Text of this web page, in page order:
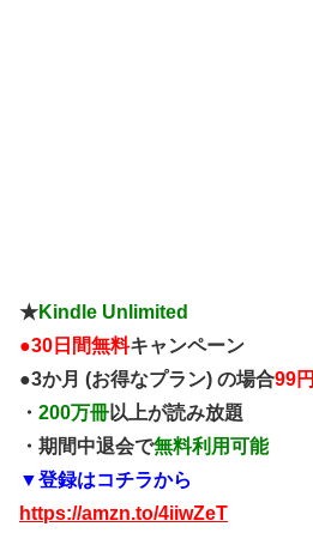
★Kindle Unlimited
●30日間無料キャンペーン
●3か月 (お得なプラン) の場合99円
・ 200万冊以上が読み放題
・期間中退会で無料利用可能
▼登録はコチラから
https://amzn.to/4iiwZeT